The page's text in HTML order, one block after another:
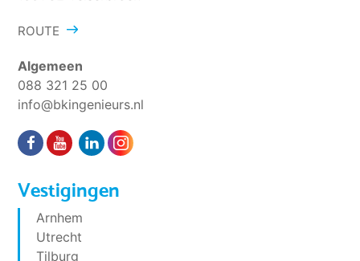
ROUTE
Algemeen
088 321 25 00
info@bkingenieurs.nl
Vestigingen
Arnhem
Utrecht
Tilburg